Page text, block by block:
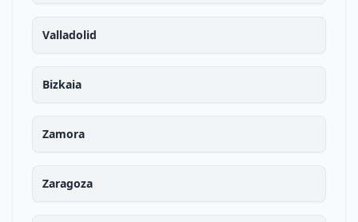
Valladolid
Bizkaia
Zamora
Zaragoza